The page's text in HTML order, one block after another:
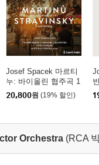
Josef Spacek 마르티
누: 바이올린 협주곡 1
번, 2번 / 스트라빈스키:
디베르티멘토 (Martinu:
/ Stravinsky: Divertime
20,800원 (19% 할인)
Orchestra (RCA